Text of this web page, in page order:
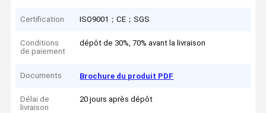
Certification ISO9001；CE；SGS
Conditions
de paiement
dépôt de 30%, 70% avant la livraison
Documents Brochure du produit PDF
Délai de
livraison
20 jours après dépôt